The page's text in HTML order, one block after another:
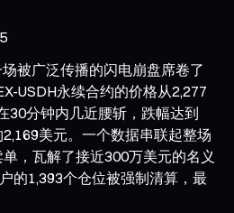
被广泛传播的闪电崩盘席卷了
USDH永续合约的价格从2,277
30分钟内几近腰斩，跌幅达到
美元。一个数据串联起整场
，瓦解了接近300万美元的名义
的1,393个仓位被强制清算，最